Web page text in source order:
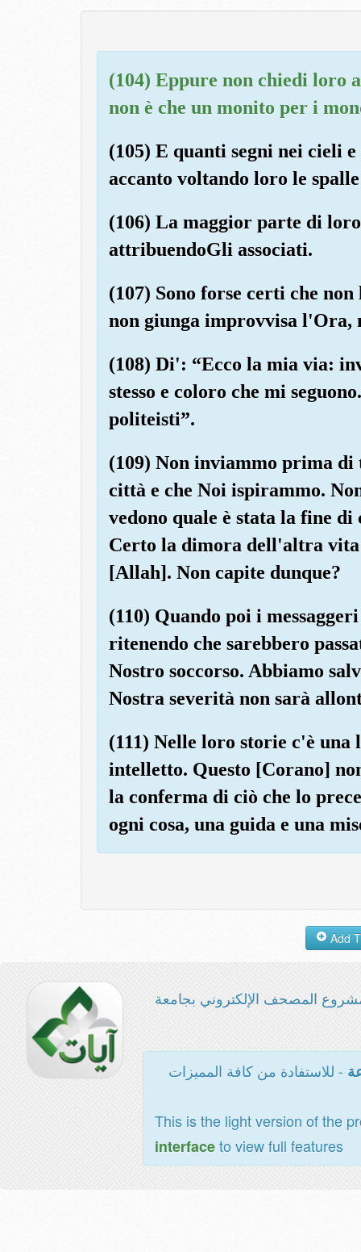
(104) Eppure non chiedi loro
non è che un monito per i
(105) E quanti segni nei cieli
accanto voltando loro le
(106) La maggior parte di
attribuendoGli associati.
(107) Sono forse certi che
non giunga improvvisa l'Ora,
(108) Di': “Ecco la mia via:
stesso e coloro che mi
politeisti”.
(109) Non inviammo prima
città e che Noi ispirammo.
vedono quale è stata la fine
Certo la dimora dell'altra
[Allah]. Non capite dunque?
(110) Quando poi i
ritenendo che sarebbero
Nostro soccorso. Abbiamo
Nostra severità non sarà
(111) Nelle loro storie c'è una
intelletto. Questo [Corano]
la conferma di ciò che lo
ogni cosa, una guida e una
المصحف الإلكتروني بجامعة
- للاستفادة من كافة المميزات
This is the light version of the
interfaceto view full features